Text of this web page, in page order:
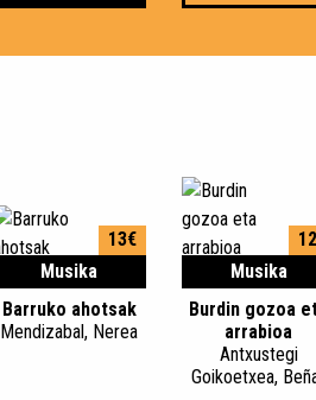
Musika
13€
Barruko ahotsak
Mendizabal, Nerea
Musika
Burdin gozoa
arrabioa
Antxustegi
Goikoetxea,